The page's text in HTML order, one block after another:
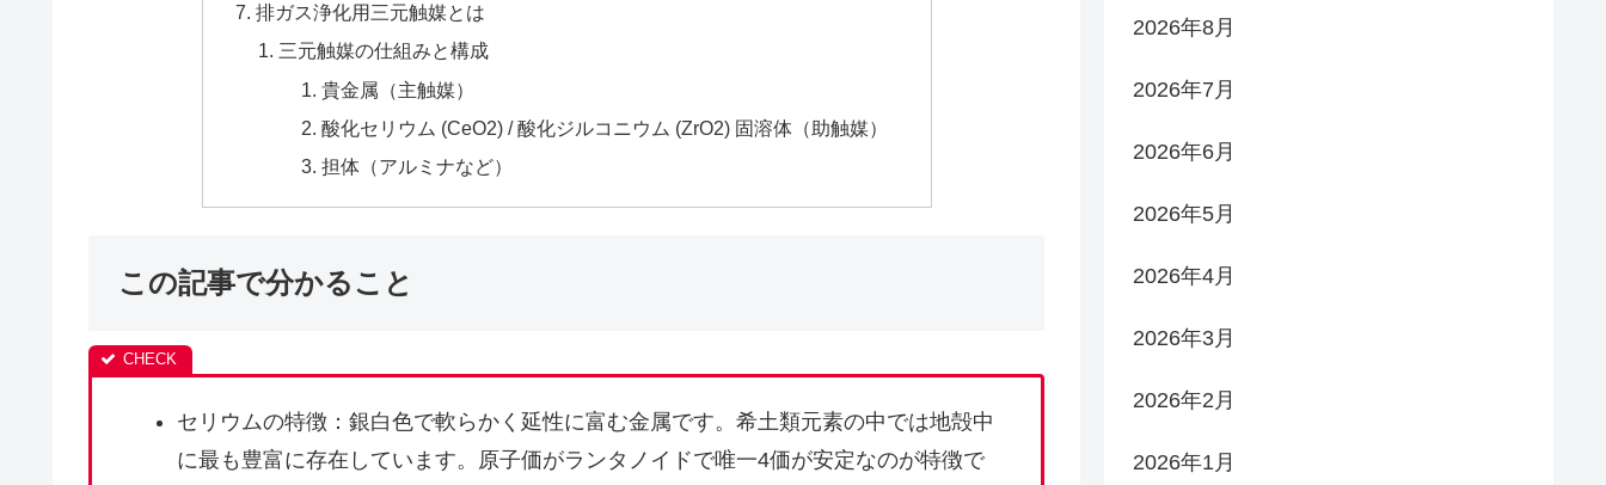
排ガス浄化用三元触媒とは
三元触媒の仕組みと構成
貴金属（主触媒）
酸化セリウム (CeO2) / 酸化ジルコニウム (ZrO2) 固溶体（助触媒）
担体（アルミナなど）
この記事で分かること
セリウムの特徴：銀白色で軟らかく延性に富む金属です。希土類元素の中では地殻中
に最も豊富に存在しています。原子価がランタノイドで唯一4価が安定なのが特徴で
2026年8月
2026年7月
2026年6月
2026年5月
2026年4月
2026年3月
2026年2月
2026年1月